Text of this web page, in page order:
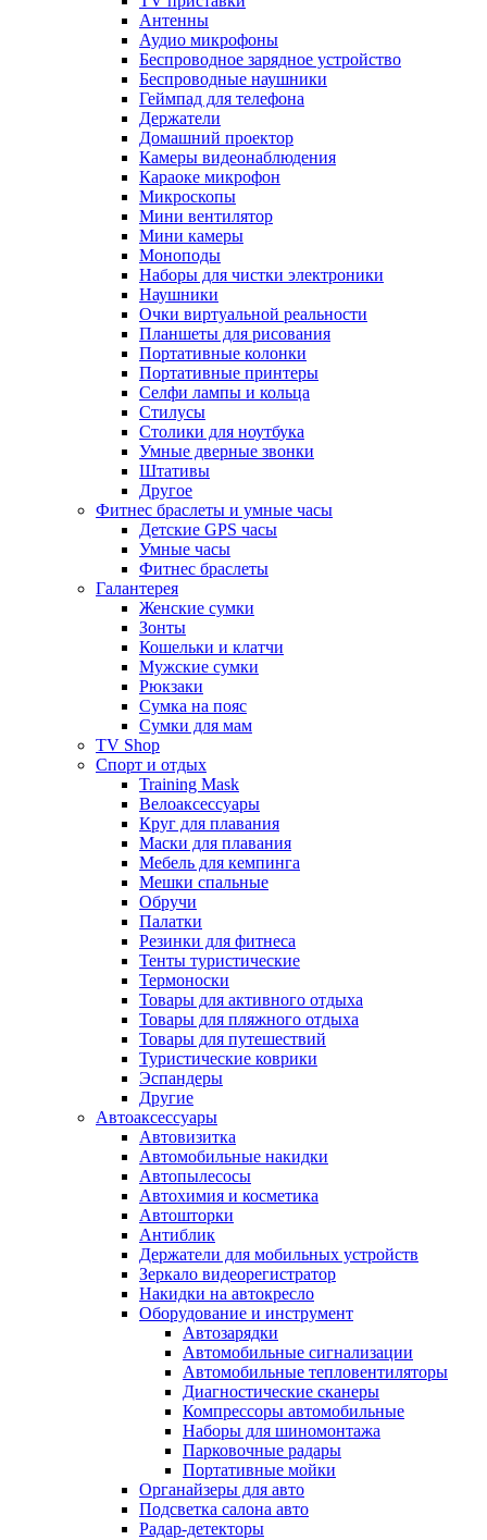
Антенны
Аудио микрофоны
Беспроводное зарядное устройство
Беспроводные наушники
Геймпад для телефона
Держатели
Домашний проектор
Камеры видеонаблюдения
Караоке микрофон
Микроскопы
Мини вентилятор
Мини камеры
Моноподы
Наборы для чистки электроники
Наушники
Очки виртуальной реальности
Планшеты для рисования
Портативные колонки
Портативные принтеры
Селфи лампы и кольца
Стилусы
Столики для ноутбука
Умные дверные звонки
Штативы
Другое
Фитнес браслеты и умные часы
Детские GPS часы
Умные часы
Фитнес браслеты
Галантерея
Женские сумки
Зонты
Кошельки и клатчи
Мужские сумки
Рюкзаки
Сумка на пояс
Сумки для мам
TV Shop
Спорт и отдых
Training Mask
Велоаксессуары
Круг для плавания
Маски для плавания
Мебель для кемпинга
Мешки спальные
Обручи
Палатки
Резинки для фитнеса
Тенты туристические
Термоноски
Товары для активного отдыха
Товары для пляжного отдыха
Товары для путешествий
Туристические коврики
Эспандеры
Другие
Автоаксессуары
Автовизитка
Автомобильные накидки
Автопылесосы
Автохимия и косметика
Автошторки
Антиблик
Держатели для мобильных устройств
Зеркало видеорегистратор
Накидки на автокресло
Оборудование и инструмент
Автозарядки
Автомобильные сигнализации
Автомобильные тепловентиляторы
Диагностические сканеры
Компрессоры автомобильные
Наборы для шиномонтажа
Парковочные радары
Портативные мойки
Органайзеры для авто
Подсветка салона авто
Радар-детекторы